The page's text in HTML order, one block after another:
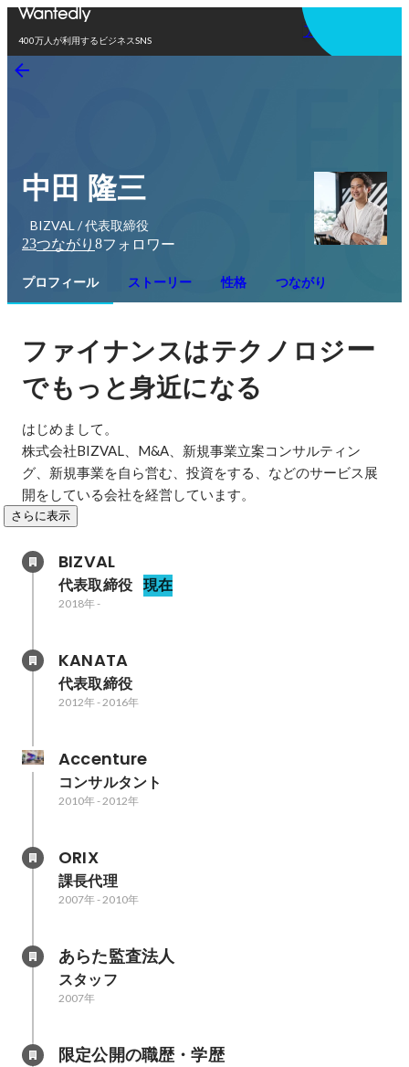
400万人が利用するビジネスSNS
アプリを使う
中田 隆三
BIZVAL / 代表取締役
23つながり 8フォロワー
プロフィール ストーリー 性格 つながり
ファイナンスはテクノロジー
でもっと身近になる
はじめまして。
株式会社BIZVAL、M&A、新規事業立案コンサルティン
グ、新規事業を自ら営む、投資をする、などのサービス展
開をしている会社を経営しています。
さらに表示
BIZVAL
代表取締役 現在
2018年-
KANATA
代表取締役
2012年-2016年
Accenture
コンサルタント
2010年-2012年
ORIX
課長代理
2007年-2010年
あらた監査法人
スタッフ
2007年
限定公開の職歴・学歴